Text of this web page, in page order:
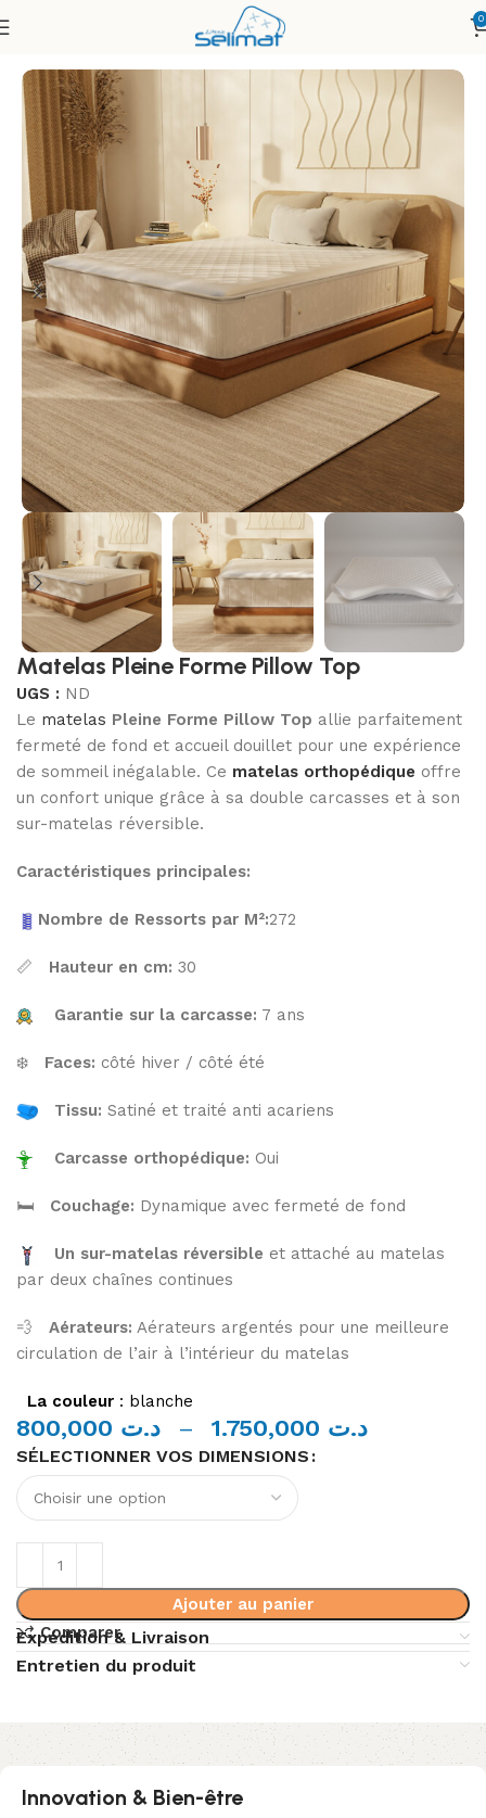
0
Matelas Pleine Forme Pillow Top
UGS : ND
Le matelas Pleine Forme Pillow Top allie parfaitement
fermeté de fond et accueil douillet pour une expérience
de sommeil inégalable. Ce matelas orthopédique offre
un confort unique grâce à sa double carcasses et à son
sur-matelas réversible.
Caractéristiques principales:
Nombre de Ressorts par M²:272
📏 Hauteur en cm: 30
Garantie sur la carcasse: 7 ans
❄️ Faces: côté hiver / côté été
Tissu: Satiné et traité anti acariens
Carcasse orthopédique: Oui
🛏️ Couchage: Dynamique avec fermeté de fond
Un sur-matelas réversible et attaché au matelas
par deux chaînes continues
💨 Aérateurs: Aérateurs argentés pour une meilleure
circulation de l’air à l’intérieur du matelas
La couleur : blanche
د.ت – د.ت
SÉLECTIONNER VOS DIMENSIONS
Ajouter au panier
Alternative:
Comparer
Expédition & Livraison
Entretien du produit
Innovation & Bien-être